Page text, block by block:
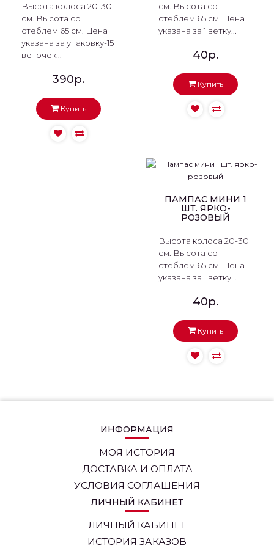
Высота колоса 20-30
см. Высота со
стеблем 65 см. Цена
указана за упаковку-15
веточек...
390р.
Купить
см. Высота со
стеблем 65 см. Цена
указана за 1 ветку...
40р.
Купить
ПАМПАС МИНИ 1
ШТ. ЯРКО-
РОЗОВЫЙ
Высота колоса 20-30
см. Высота со
стеблем 65 см. Цена
указана за 1 ветку...
40р.
Купить
ИНФОРМАЦИЯ
МОЯ ИСТОРИЯ
ДОСТАВКА И ОПЛАТА
УСЛОВИЯ СОГЛАШЕНИЯ
ЛИЧНЫЙ КАБИНЕТ
ЛИЧНЫЙ КАБИНЕТ
ИСТОРИЯ ЗАКАЗОВ